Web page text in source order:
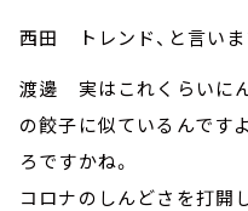
西田 トレンド、と言い
渡邊 実はこれくらいに
の餃子に似ているんです
ろですかね。
コロナのしんどさを打開